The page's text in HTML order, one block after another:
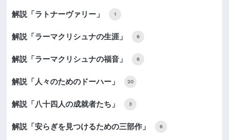
解説「ラトナーヴァリー」 1
解説「ラーマクリシュナの生涯」 6
解説「ラーマクリシュナの福音」 6
解説「人々のためのドーハー」 20
解説「八十四人の成就者たち」 3
解説「安らぎを見つけるための三部作」 6